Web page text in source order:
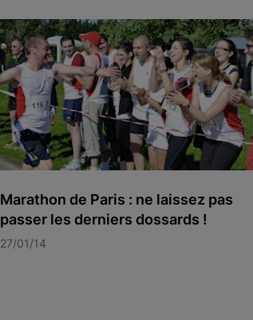
Marathon de Paris : ne laissez pas
passer les derniers dossards !
27/01/14